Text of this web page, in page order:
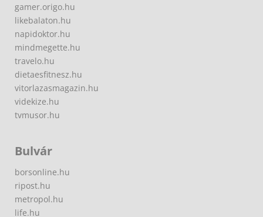
gamer.origo.hu
likebalaton.hu
napidoktor.hu
mindmegette.hu
travelo.hu
dietaesfitnesz.hu
vitorlazasmagazin.hu
videkize.hu
tvmusor.hu
Bulvár
borsonline.hu
ripost.hu
metropol.hu
life.hu